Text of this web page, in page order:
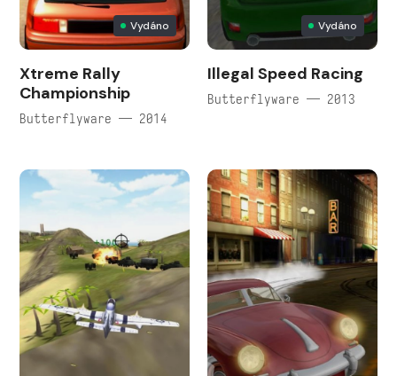
Vydáno
Xtreme Rally
Championship
Butterflyware — 2014
Vydáno
Illegal Speed Racing
Butterflyware — 2013